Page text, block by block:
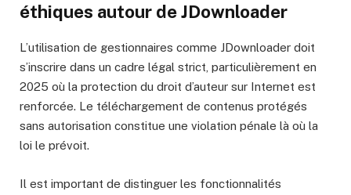
éthiques autour de JDownloader
L’utilisation de gestionnaires comme JDownloader doit
s’inscrire dans un cadre légal strict, particulièrement en
2025 où la protection du droit d’auteur sur Internet est
renforcée. Le téléchargement de contenus protégés
sans autorisation constitue une violation pénale là où la
loi le prévoit.
Il est important de distinguer les fonctionnalités